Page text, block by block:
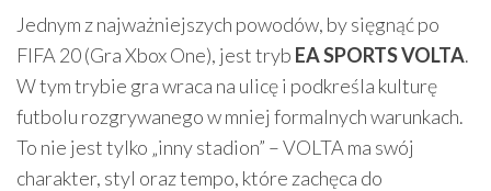
Jednym z najważniejszych powodów, by sięgnąć po
FIFA 20 (Gra Xbox One), jest tryb EA SPORTS VOLTA.
W tym trybie gra wraca na ulicę i podkreśla kulturę
futbolu rozgrywanego w mniej formalnych warunkach.
To nie jest tylko „inny stadion” – VOLTA ma swój
charakter, styl oraz tempo, które zachęca do